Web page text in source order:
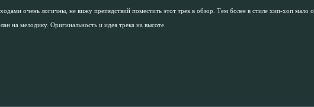
очень логичны, не вижу препядствий поместить этот трек в обзор. Тем более в стиле хип-хоп мало
на мелодику. Оригинальность и идея трека на высоте.